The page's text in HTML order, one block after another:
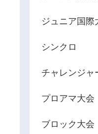
ジュニア国際
シンクロ
チャレンジャ
プロアマ大会
ブロック大会